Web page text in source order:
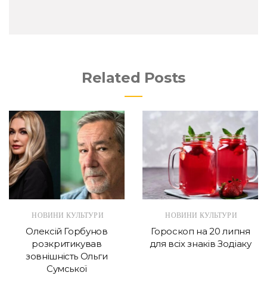
Related Posts
НОВИНИ КУЛЬТУРИ
Олексій Горбунов
розкритикував
зовнішність Ольги
Сумської
НОВИНИ КУЛЬТУРИ
Гороскоп на 20 липня
для всіх знаків Зодіаку